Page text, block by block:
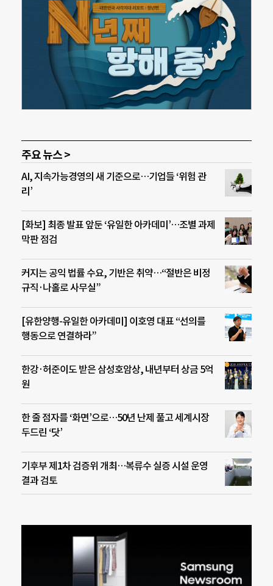
주요 뉴스 >
AI, 지속가능경영의 새 기준으로…기업들 ‘위험 관
리’
[화보] 최종 발표 앞둔 ‘유일한 아카데미’…조별 과제
막판 점검
커지는 공익 법률 수요, 기반은 취약…“절반은 비정
규직·나홀로 사무실”
[유한양행-유일한 아카데미] 이호영 대표 “선의를
행동으로 연결하라”
한강·허준이도 받은 삼성호암상, 내년부터 상금 5억
원
한 줄 점자를 ‘화면’으로…50년 난제 풀고 세계시장
두드린 ‘닷’
기후부 제1차 검증위 개최…복류수 실증 시설 운영
결과 검토